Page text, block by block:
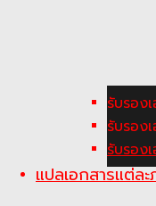
รับรอง
รับรอง
รับรอง
แปลเอกสารแต่ละ